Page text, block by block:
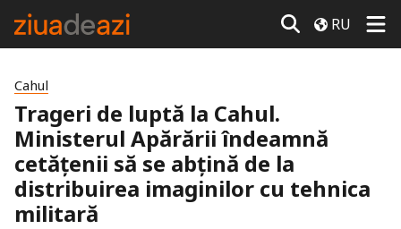
RU
Cahul
Trageri de luptă la Cahul.
Ministerul Apărării îndeamnă
cetățenii să se abțină de la
distribuirea imaginilor cu tehnica
militară